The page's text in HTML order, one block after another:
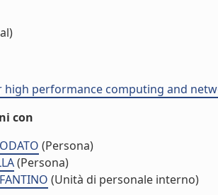
performance computing and
con
(Persona)
(Persona)
(Unità di personale interno)